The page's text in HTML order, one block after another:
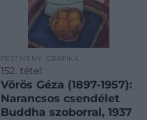
FESTMÉNY, GRAFIKA
152. tétel:
Vörös Géza (1897-1957):
Narancsos csendélet
Buddha szoborral, 1937